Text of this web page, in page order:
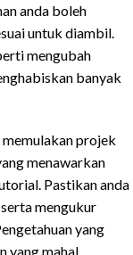
anda boleh
untuk diambil.
mengubah
banyak
projek
menawarkan
Pastikan anda
mengukur
yang
yang mahal.